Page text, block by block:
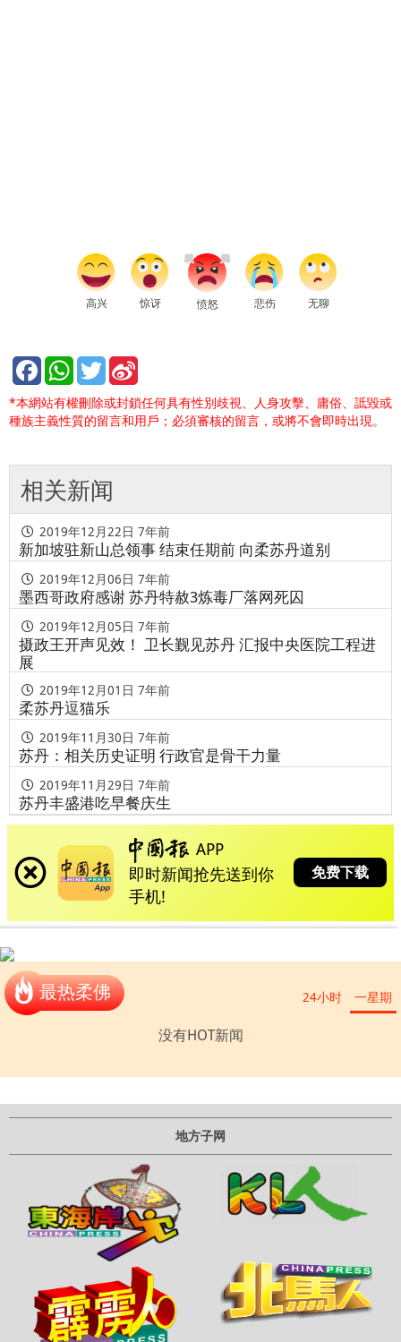
高兴 惊讶 愤怒 悲伤 无聊
*本網站有權刪除或封鎖任何具有性別歧視、人身攻擊、庸俗、詆毀或
種族主義性質的留言和用戶；必須審核的留言，或將不會即時出現。
相关新闻
2019年12月22日 7年前
新加坡驻新山总领事 结束任期前 向柔苏丹道别
2019年12月06日 7年前
墨西哥政府感谢 苏丹特赦3炼毒厂落网死囚
2019年12月05日 7年前
摄政王开声见效！ 卫长觐见苏丹 汇报中央医院工程进
展
2019年12月01日 7年前
柔苏丹逗猫乐
2019年11月30日 7年前
苏丹：相关历史证明 行政官是骨干力量
2019年11月29日 7年前
苏丹丰盛港吃早餐庆生
APP
即时新闻抢先送到你
手机!
免费下载
最热柔佛 24小时 一星期
没有HOT新闻
地方子网